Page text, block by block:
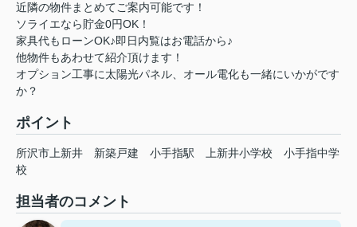
近隣の物件まとめてご案内可能です！
ソライエなら貯金0円OK！
家具代もローンOK♪即日内覧はお電話から♪
他物件もあわせて紹介頂けます！
オプション工事に太陽光パネル、オール電化も一緒にいかがです
か？
ポイント
所沢市上新井 新築戸建 小手指駅 上新井小学校
小手指中学
校
担当者のコメント